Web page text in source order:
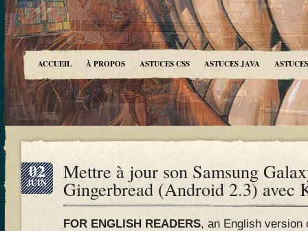
ACCUEIL À PROPOS ASTUCES CSS ASTUCES JAVA
02
JUIN Mettre à jour son Samsung
Gingerbread (Android 2.3) avec
FOR ENGLISH READERS, an English